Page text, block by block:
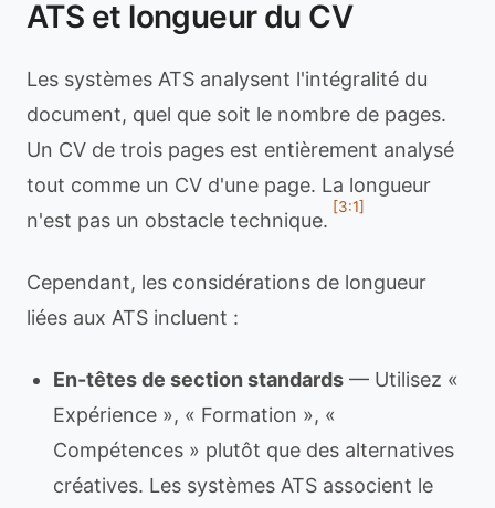
ATS et longueur du CV
Les systèmes ATS analysent l'intégralité du
document, quel que soit le nombre de pages.
Un CV de trois pages est entièrement analysé
tout comme un CV d'une page. La longueur
n'est pas un obstacle technique.
[3:1]
Cependant, les considérations de longueur
liées aux ATS incluent :
En-têtes de section standards — Utilisez «
Expérience », « Formation », «
Compétences » plutôt que des alternatives
créatives. Les systèmes ATS associent le